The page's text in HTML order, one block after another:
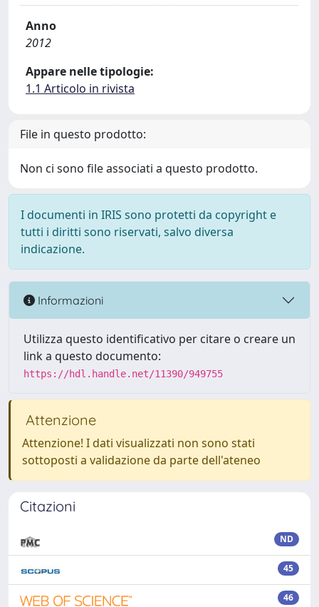
Anno
2012
Appare nelle tipologie:
1.1 Articolo in rivista
File in questo prodotto:
Non ci sono file associati a questo prodotto.
I documenti in IRIS sono protetti da copyright e
tutti i diritti sono riservati, salvo diversa
indicazione.
Informazioni
Utilizza questo identificativo per citare o creare un
link a questo documento:
https://hdl.handle.net/11390/949755
Attenzione
Attenzione! I dati visualizzati non sono stati
sottoposti a validazione da parte dell'ateneo
Citazioni
ND
45
46